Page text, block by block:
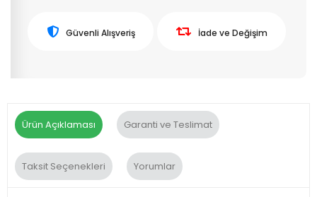
Güvenli Alışveriş İade ve Değişim
Ürün Açıklaması Garanti ve Teslimat
Taksit Seçenekleri Yorumlar